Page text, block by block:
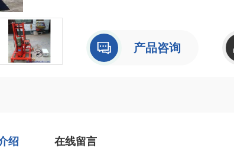
产品咨询
绍 在线留言